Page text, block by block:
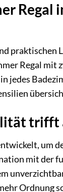
Regal
Regal mit
jedes
trifft
um
mit der
Ordnung